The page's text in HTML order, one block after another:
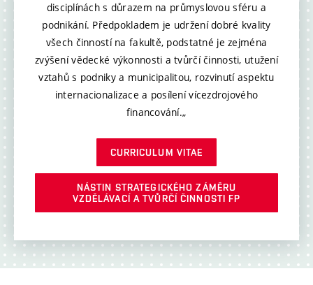
disciplínách s důrazem na průmyslovou sféru a
podnikání. Předpokladem je udržení dobré kvality
všech činností na fakultě, podstatné je zejména
zvýšení vědecké výkonnosti a tvůrčí činnosti, utužení
vztahů s podniky a municipalitou, rozvinutí aspektu
internacionalizace a posílení vícezdrojového
financování.„
CURRICULUM VITAE
NÁSTIN STRATEGICKÉHO ZÁMĚRU
VZDĚLÁVACÍ A TVŮRČÍ ČINNOSTI FP